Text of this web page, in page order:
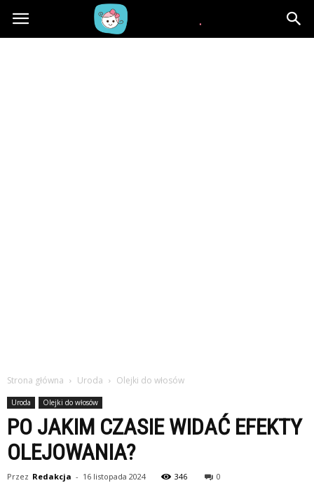
Beblaki.pl
Strona główna Uroda Olejki do włosów
Uroda Olejki do włosów
PO JAKIM CZASIE WIDAĆ EFEKTY
OLEJOWANIA?
Przez Redakcja - 16 listopada 2024 346 0